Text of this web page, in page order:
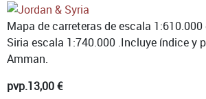
Mapa de carreteras de escala
Siria escala 1:740.000 .Incluye índice y
Amman.
pvp.13,00 €